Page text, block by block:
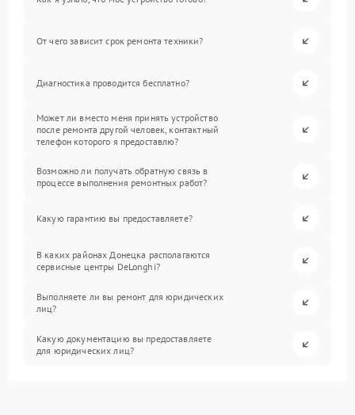
От чего зависит срок ремонта техники?
Диагностика проводится бесплатно?
Может ли вместо меня принять устройство
после ремонта другой человек, контактный
телефон которого я предоставлю?
Возможно ли получать обратную связь в
процессе выполнения ремонтных работ?
Какую гарантию вы предоставляете?
В каких районах Донецка располагаются
сервисные центры DeLonghi?
Выполняете ли вы ремонт для юридических
лиц?
Какую документацию вы предоставляете
для юридических лиц?